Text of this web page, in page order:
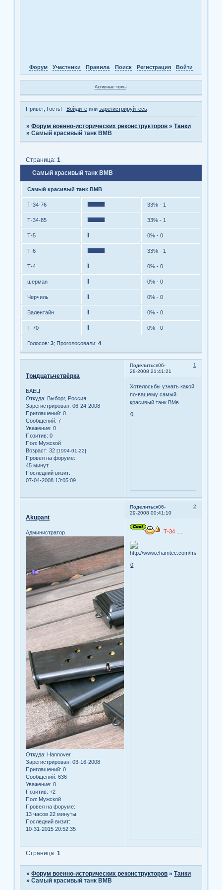
Форум Участники Правила Поиск Регистрация Войти
Активные темы
Привет, Гость! Войдитеили зарегистрируйтесь.
»Форум военно-исторических реконструкторов »Танки
»Самый красивый танк ВМВ
Самый красивый танк ВМВ
Страница:1
Самый красивый танк ВМВ
Т-34-76 33% - 1
Т-34-85 33% - 1
Т-5 0% - 0
Т-6 33% - 1
Т-4 0% - 0
шерман 0% - 0
Черчиль 0% - 0
Валентайн 0% - 0
Т-70 0% - 0
Голосов:3; Проголосовали:4
Поделиться 1
06-
28-2008 21:41:21
Тридцатьчетвёрка
БАЕЦ
Откуда: Выборг, Россия
Зарегистрирован: 06-24-2008
Приглашений: 0
Сообщений: 7
Уважение: 0
Позитив: 0
Пол: Мужской
Возраст: 32[1994-01-22]
Провел на форуме:
45 минут
Последний визит:
07-04-2008 13:05:09
Хотелосьбы узнать какой
по-вашему самый
красивый танк ВМв
0
Поделиться 2
06-
29-2008 00:41:10
Akupant
Администратор
Откуда: Hannover
Зарегистрирован: 03-16-2008
Приглашений: 0
Сообщений: 636
Уважение: 0
Позитив: +2
Пол: Мужской
Провел на форуме:
13 часов 22 минуты
Последний визит:
10-31-2015 20:52:35
Т-34 ....
0
Страница:1
»Форум военно-исторических реконструкторов »Танки
»Самый красивый танк ВМВ